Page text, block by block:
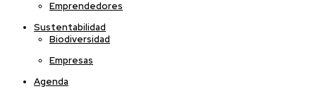
Emprendedores
Sustentabilidad
Biodiversidad
Empresas
Agenda